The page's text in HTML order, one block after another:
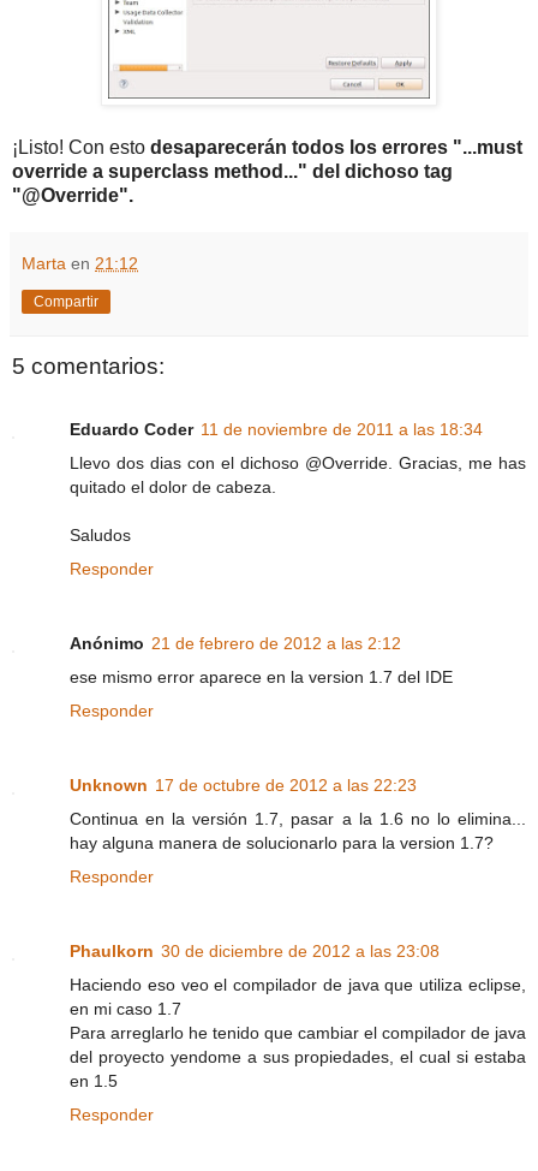
¡Listo! Con esto desaparecerán todos los errores "...must
override a superclass method..." del dichoso tag
"@Override".
Marta en 21:12
Compartir
5 comentarios:
Eduardo Coder 11 de noviembre de 2011 a las 18:34
Llevo dos dias con el dichoso @Override. Gracias, me has
quitado el dolor de cabeza.
Saludos
Responder
Anónimo 21 de febrero de 2012 a las 2:12
ese mismo error aparece en la version 1.7 del IDE
Responder
Unknown 17 de octubre de 2012 a las 22:23
Continua en la versión 1.7, pasar a la 1.6 no lo elimina...
hay alguna manera de solucionarlo para la version 1.7?
Responder
Phaulkorn 30 de diciembre de 2012 a las 23:08
Haciendo eso veo el compilador de java que utiliza eclipse,
en mi caso 1.7
Para arreglarlo he tenido que cambiar el compilador de java
del proyecto yendome a sus propiedades, el cual si estaba
en 1.5
Responder